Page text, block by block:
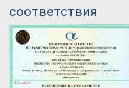
соответствия